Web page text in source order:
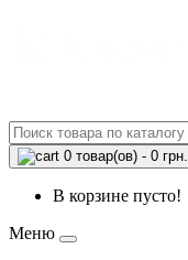
0 товар(ов) - 0 грн.
В корзине пусто!
Меню